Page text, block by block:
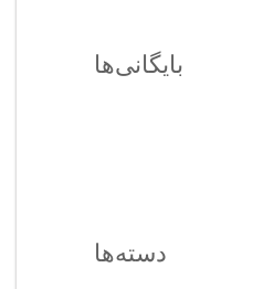
بایگانی‌ها
دسته‌ها